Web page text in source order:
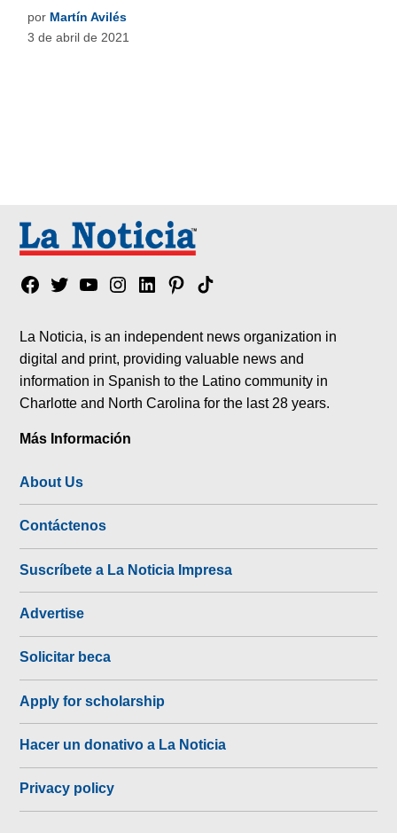
por Martín Avilés
3 de abril de 2021
Facebook
TwitterYouTubeInstagram
LinkedinPinterest
Tik
La Noticia, is an independent news organization in
digital and print, providing valuable news and
information in Spanish to the Latino community in
Charlotte and North Carolina for the last 28 years.
Más Información
About Us
Contáctenos
Suscríbete a La Noticia Impresa
Advertise
Solicitar beca
Apply for scholarship
Hacer un donativo a La Noticia
Privacy policy